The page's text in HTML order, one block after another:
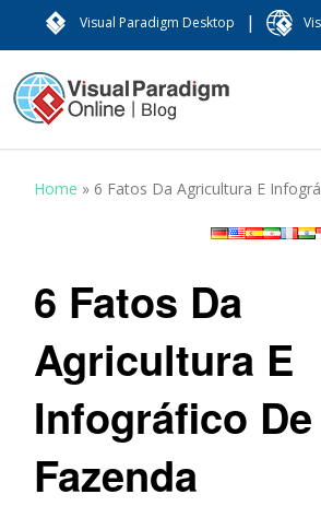
Visual Paradigm Desktop |
Home » 6 Fatos Da Agricultura E
6 Fatos Da
Agricultura E
Infográfico De
Fazenda